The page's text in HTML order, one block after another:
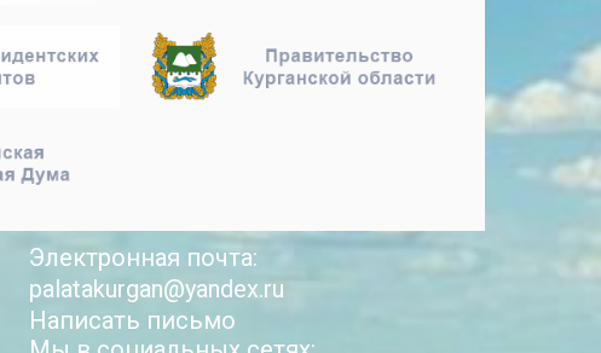
Электронная почта:
palatakurgan@yandex.ru
Написать письмо